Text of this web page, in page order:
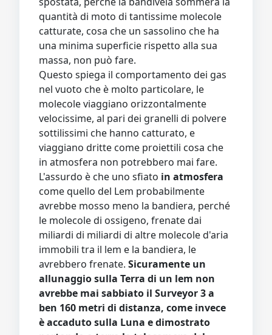
quantità di moto di tantissime molecole
catturate, cosa che un sassolino che ha
una minima superficie rispetto alla sua
massa, non può fare.
Questo spiega il comportamento dei gas
nel vuoto che è molto particolare, le
molecole viaggiano orizzontalmente
velocissime, al pari dei granelli di polvere
sottilissimi che hanno catturato, e
viaggiano dritte come proiettili cosa che
in atmosfera non potrebbero mai fare.
L'assurdo è che uno sfiato in atmosfera
come quello del Lem probabilmente
avrebbe mosso meno la bandiera, perché
le molecole di ossigeno, frenate dai
miliardi di miliardi di altre molecole d'aria
immobili tra il lem e la bandiera, le
avrebbero frenate. Sicuramente un
allunaggio sulla Terra di un lem non
avrebbe mai sabbiato il Surveyor 3 a
ben 160 metri di distanza, come invece
è accaduto sulla Luna e dimostrato